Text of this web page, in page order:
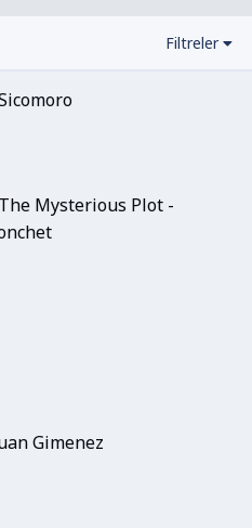
Filtreler
Mysterious Plot -
Gimenez